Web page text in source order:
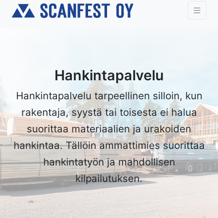
Hankintapalvelu
Hankintapalvelu tarpeellinen silloin, kun
rakentaja, syystä tai toisesta ei halua
suorittaa materiaalien ja urakoiden
hankintaa. Tällöin ammattimies suorittaa
hankintatyön ja mahdollisen
kilpailutuksen.